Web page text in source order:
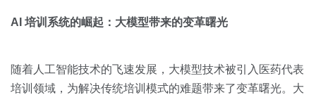
AI 培训系统的崛起：大模型带来的变革曙光
随着人工智能技术的飞速发展，大模型技术被引入医药代表
培训领域，为解决传统培训模式的难题带来了变革曙光。大